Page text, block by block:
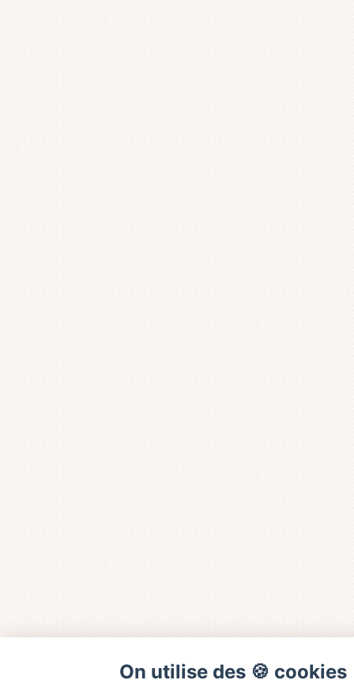
On utilise des 🍪 cookies